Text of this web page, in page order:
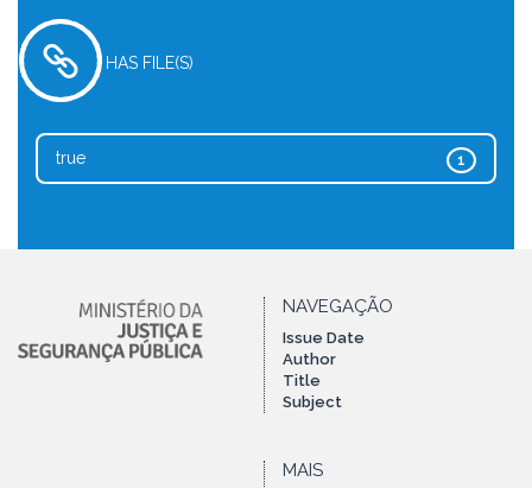
HAS FILE(S)
1
true
NAVEGAÇÃO
Issue Date
Author
Title
Subject
MAIS